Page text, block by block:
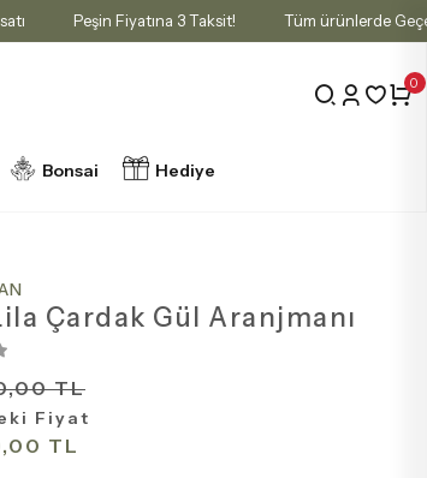
Fırsatı Peşin Fiyatına 3 Taksit! Tüm
0
Bonsai Hediye
Çardak Gül Aranjmanı
TL
Fiyat
TL